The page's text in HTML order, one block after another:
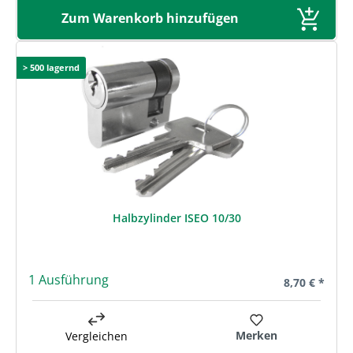
Zum Warenkorb hinzufügen
> 500 lagernd
Halbzylinder ISEO 10/30
1 Ausführung Regulärer
8,70 € *
Vergleichen Merken